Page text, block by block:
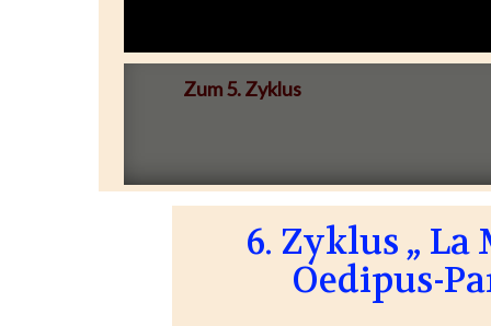
Zum 5. Zyklus
6. Zyklus „ La
Oedipus-